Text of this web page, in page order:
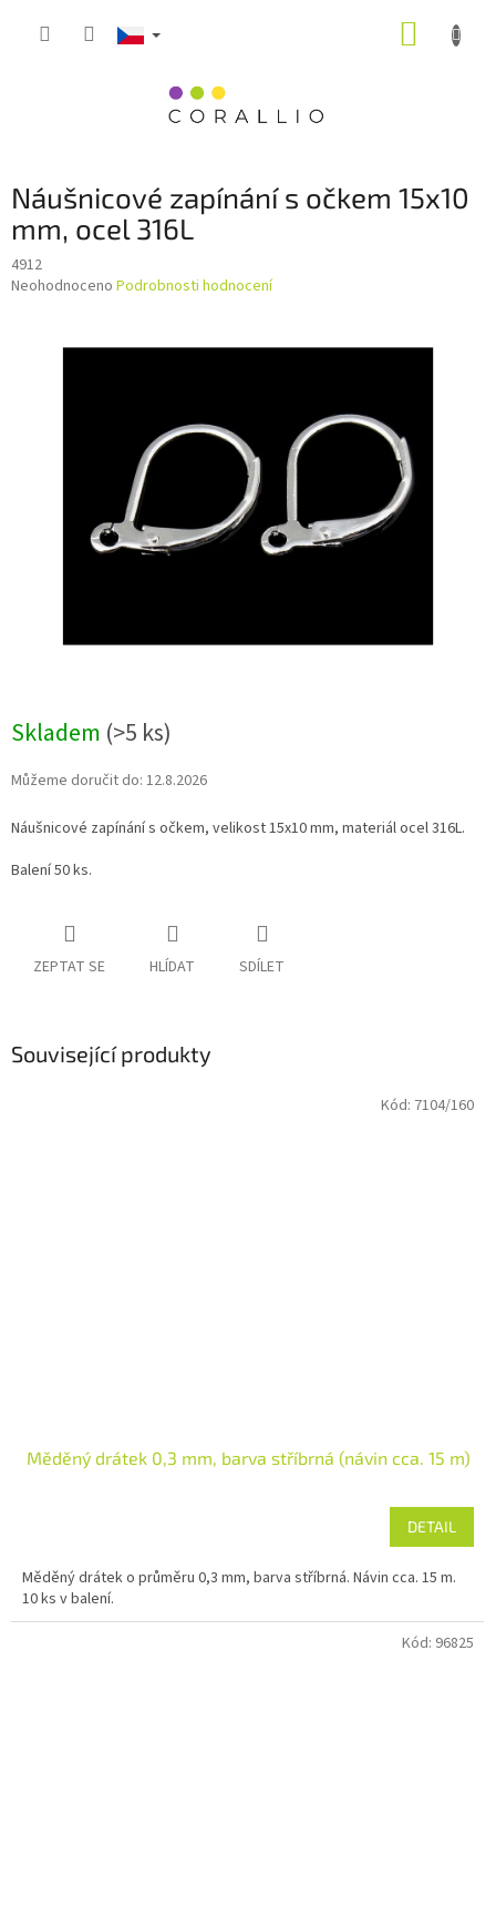
Náušnicové zapínání s očkem 15x10
mm, ocel 316L
4912
Průměrné
Neohodnoceno Podrobnosti hodnocení
Skladem (>5 ks)
Můžeme doručit do: 12.8.2026
Náušnicové zapínání s očkem, velikost 15x10 mm, materiál ocel 316L.
Balení 50 ks.
ZEPTAT SE HLÍDAT SDÍLET
Související produkty
Měděný drátek 0,3 mm, barva stříbrná (návin cca. 15 m)
DETAIL
Měděný drátek o průměru 0,3 mm, barva stříbrná. Návin cca. 15 m.
10 ks v balení.
Kód: 7104/160
Kód: 96825